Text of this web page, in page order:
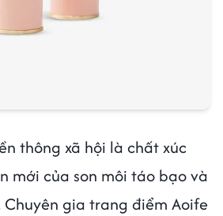
thông xã hội là chất xúc
mới của son môi táo bạo và
gia trang điểm Aoife